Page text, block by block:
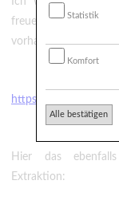
freuen, ob die
vorhanden oder
https://
Hier das
Extraktion:
Statistik
Komfort
Alle bestätigen